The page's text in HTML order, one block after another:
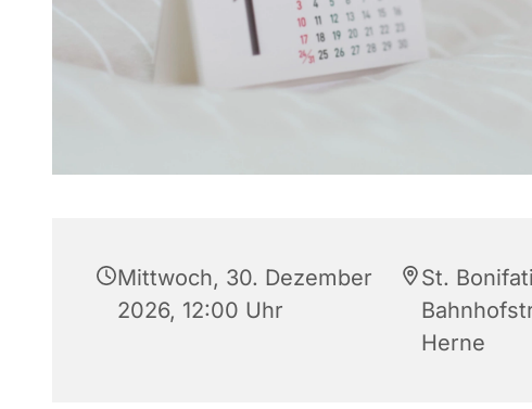
Mittwoch, 30. Dezember
2026, 12:00 Uhr
St.
Herne